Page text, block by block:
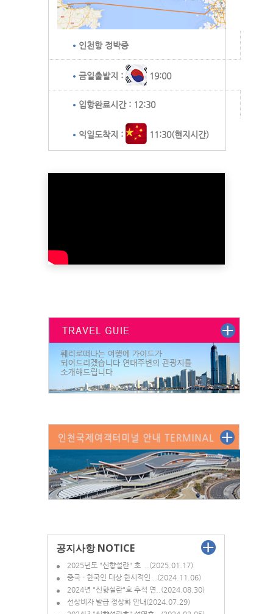
인천항 정박중
금일출발지 : 19:00
입항완료시간 : 12:30
익일도착지 : 11:30(현지시간)
공지사항 NOTICE
2025년도 "신향설란" 호 ..(2025.01.17)
중국 - 한국인 대상 한시적인 ..(2024.11.06)
2024년 "신향설란"호 추석 연..(2024.08.30)
선상비자 발급 정상화 안내(2024.07.29)